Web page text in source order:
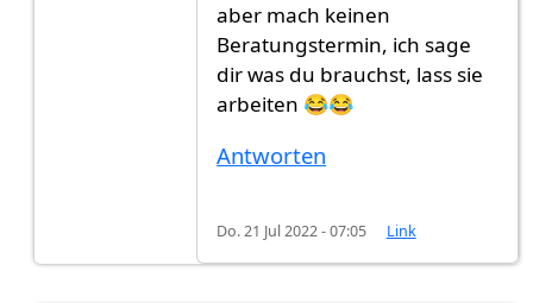
aber mach keinen
Beratungstermin, ich sage
dir was du brauchst, lass sie
arbeiten 😂😂
Antworten
Do. 21 Jul 2022 - 07:05 Link